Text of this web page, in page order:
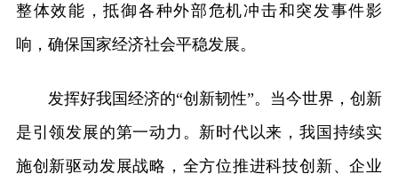
整体效能，抵御各种外部危机冲击和突发事件影
响，确保国家经济社会平稳发展。
发挥好我国经济的“创新韧性”。当今世界，创新
是引领发展的第一动力。新时代以来，我国持续实
施创新驱动发展战略，全方位推进科技创新、企业